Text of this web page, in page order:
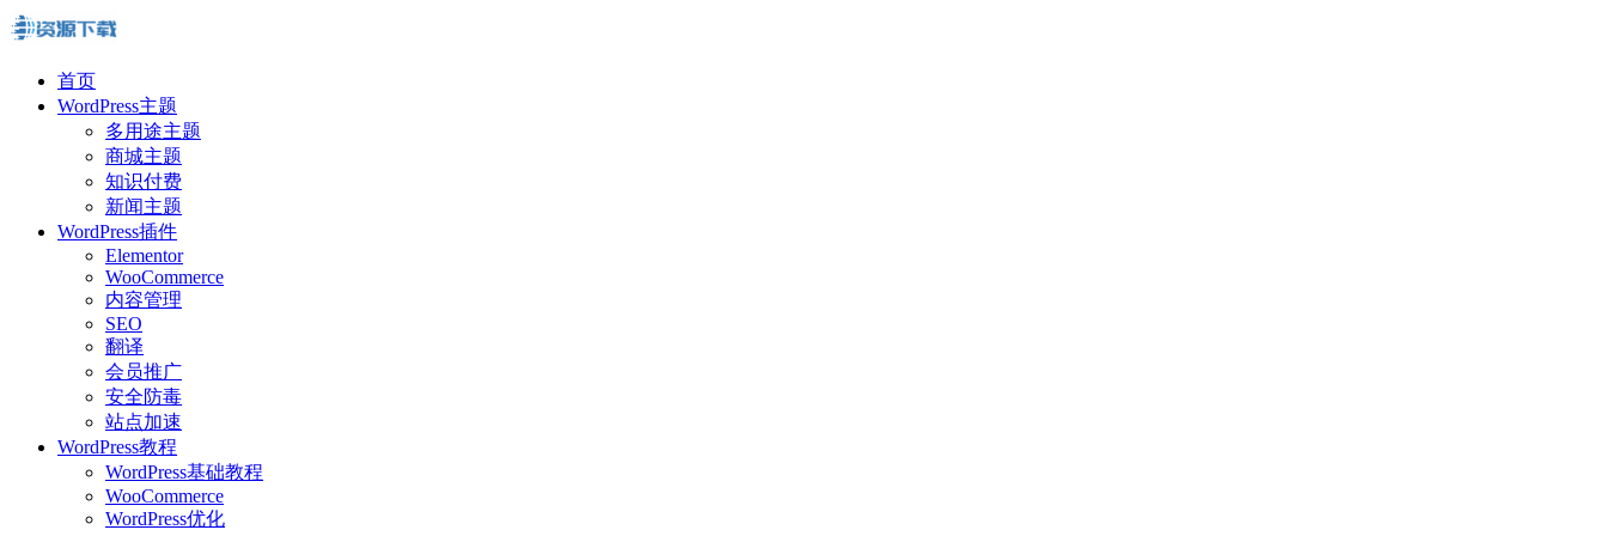
首页
WordPress主题
多用途主题
商城主题
知识付费
新闻主题
WordPress插件
Elementor
WooCommerce
内容管理
SEO
翻译
会员推广
安全防毒
站点加速
WordPress教程
WordPress基础教程
WooCommerce
WordPress优化